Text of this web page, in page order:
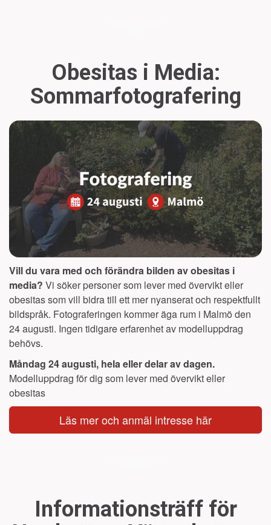
Obesitas i Media:
Sommarfotografering
Vill du vara med och förändra bilden av obesitas i
media? Vi söker personer som lever med övervikt eller
obesitas som vill bidra till ett mer nyanserat och respektfullt
bildspråk. Fotograferingen kommer äga rum i Malmö den
24 augusti. Ingen tidigare erfarenhet av modelluppdrag
behövs.
Måndag 24 augusti, hela eller delar av dagen.
Modelluppdrag för dig som lever med övervikt eller
obesitas
Läs mer och anmäl intresse här
Informationsträff för